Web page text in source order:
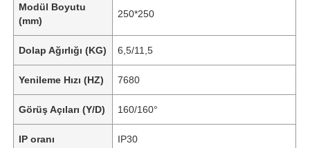
Modül Boyutu
(mm)
250*250
Dolap Ağırlığı (KG) 6,5/11,5
Yenileme Hızı (HZ) 7680
Görüş Açıları (Y/D) 160/160°
IP oranı IP30